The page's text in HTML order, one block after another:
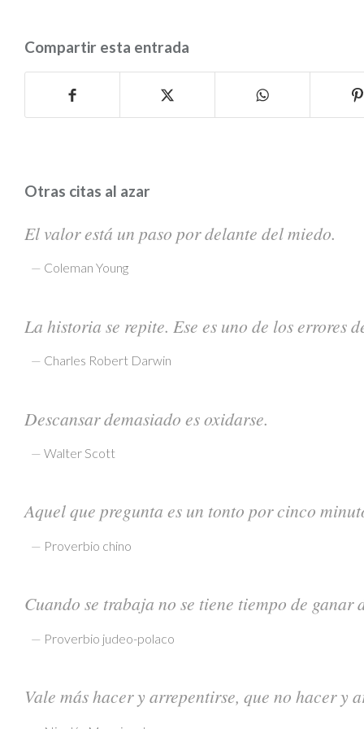
Compartir esta entrada
Otras citas al azar
El valor está un paso por delante del miedo.
— Coleman Young
La historia se repite. Ese es uno de los errores
— Charles Robert Darwin
Descansar demasiado es oxidarse.
— Walter Scott
Aquel que pregunta es un tonto por cinco
— Proverbio chino
Cuando se trabaja no se tiene tiempo de ganar
— Proverbio judeo-polaco
Vale más hacer y arrepentirse, que no hacer y